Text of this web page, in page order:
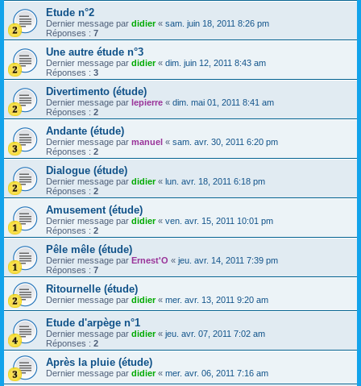
Etude n°2
Dernier message par didier« sam. juin 18, 2011 8:26 pm
Réponses : 7
Une autre étude n°3
Dernier message par didier« dim. juin 12, 2011 8:43 am
Réponses : 3
Divertimento (étude)
Dernier message par lepierre « dim. mai 01, 2011 8:41 am
Réponses : 2
Andante (étude)
Dernier message par manuel « sam. avr. 30, 2011 6:20 pm
Réponses : 2
Dialogue (étude)
Dernier message par didier« lun. avr. 18, 2011 6:18 pm
Réponses : 2
Amusement (étude)
Dernier message par didier« ven. avr. 15, 2011 10:01 pm
Réponses : 2
Pêle mêle (étude)
Dernier message par Ernest'O « jeu. avr. 14, 2011 7:39 pm
Réponses : 7
Ritournelle (étude)
Dernier message par didier« mer. avr. 13, 2011 9:20 am
Etude d'arpège n°1
Dernier message par didier« jeu. avr. 07, 2011 7:02 am
Réponses : 2
Après la pluie (étude)
Dernier message par didier« mer. avr. 06, 2011 7:16 am